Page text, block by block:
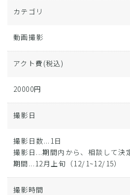
カテゴリ
動画撮影
アクト費 (税込)
20000円
撮影日
撮影日数...1日
撮影日...期間内から、相談して決
期間...12月上旬（12/1~12/15）
撮影時間